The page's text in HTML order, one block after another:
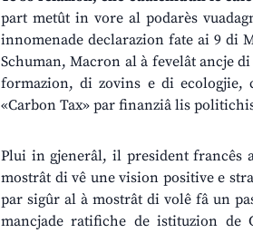
part metût in vore al podarès
innomenade declarazion fate ai 9 di
Schuman, Macron al à fevelât ancje
formazion, di zovins e di
«Carbon Tax» par finanziâ lis
Plui in gjenerâl, il president francês
mostrât di vê une vision positive e
par sigûr al à mostrât di volê fâ un
mancjade ratifiche de istituzion de